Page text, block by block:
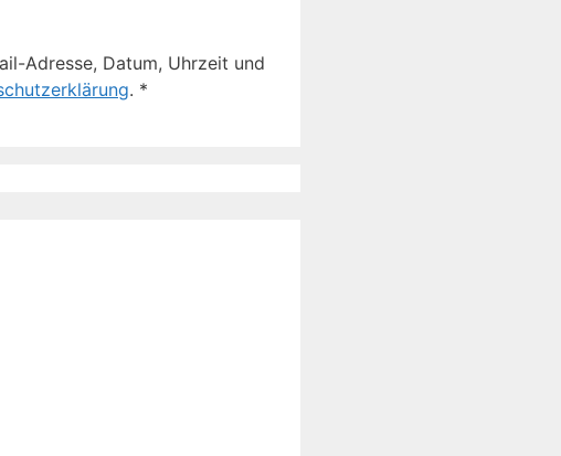
Adresse, Datum, Uhrzeit und
. *